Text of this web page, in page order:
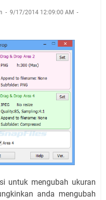
9/17/2014 12:09:00 AM
untuk mengubah ukuran
anda mengubah